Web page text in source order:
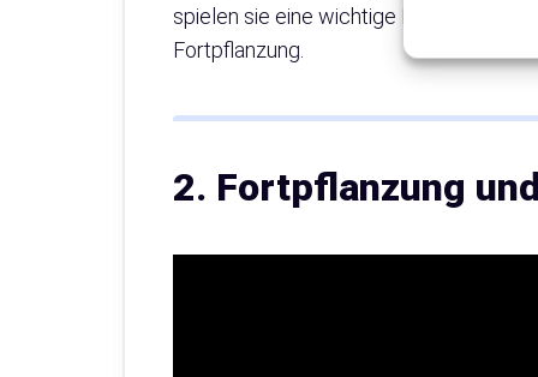
spielen sie eine wichtige Rolle im
Fortpflanzung.
2. Fortpflanzung